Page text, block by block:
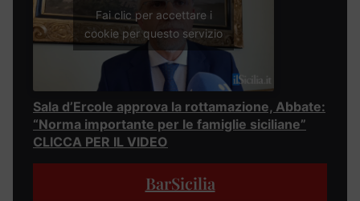
Fai clic per accettare i
cookie per questo servizio
Sala d’Ercole approva la rottamazione, Abbate:
“Norma importante per le famiglie siciliane”
CLICCA PER IL VIDEO
BarSicilia